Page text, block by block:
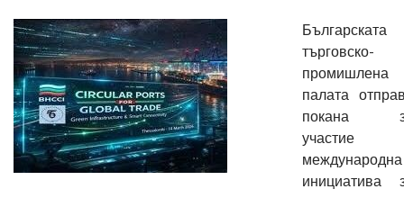
Българската
търговско-
промишлена
палата
покана
участие
международна
инициатива